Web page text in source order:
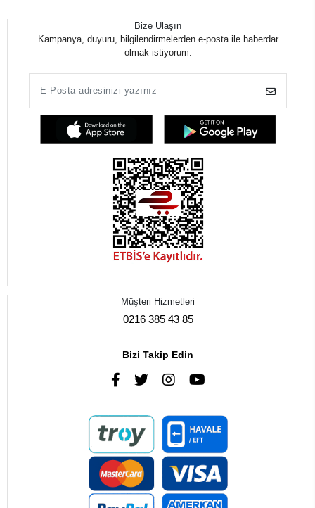
Bize Ulaşın
Kampanya, duyuru, bilgilendirmelerden e-posta ile haberdar
olmak istiyorum.
Müşteri Hizmetleri
0216 385 43 85
Bizi Takip Edin